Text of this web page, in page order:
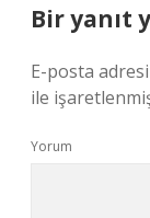
Bir yanıt
E-posta
ile
Yorum